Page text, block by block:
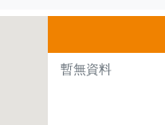
暫無資料